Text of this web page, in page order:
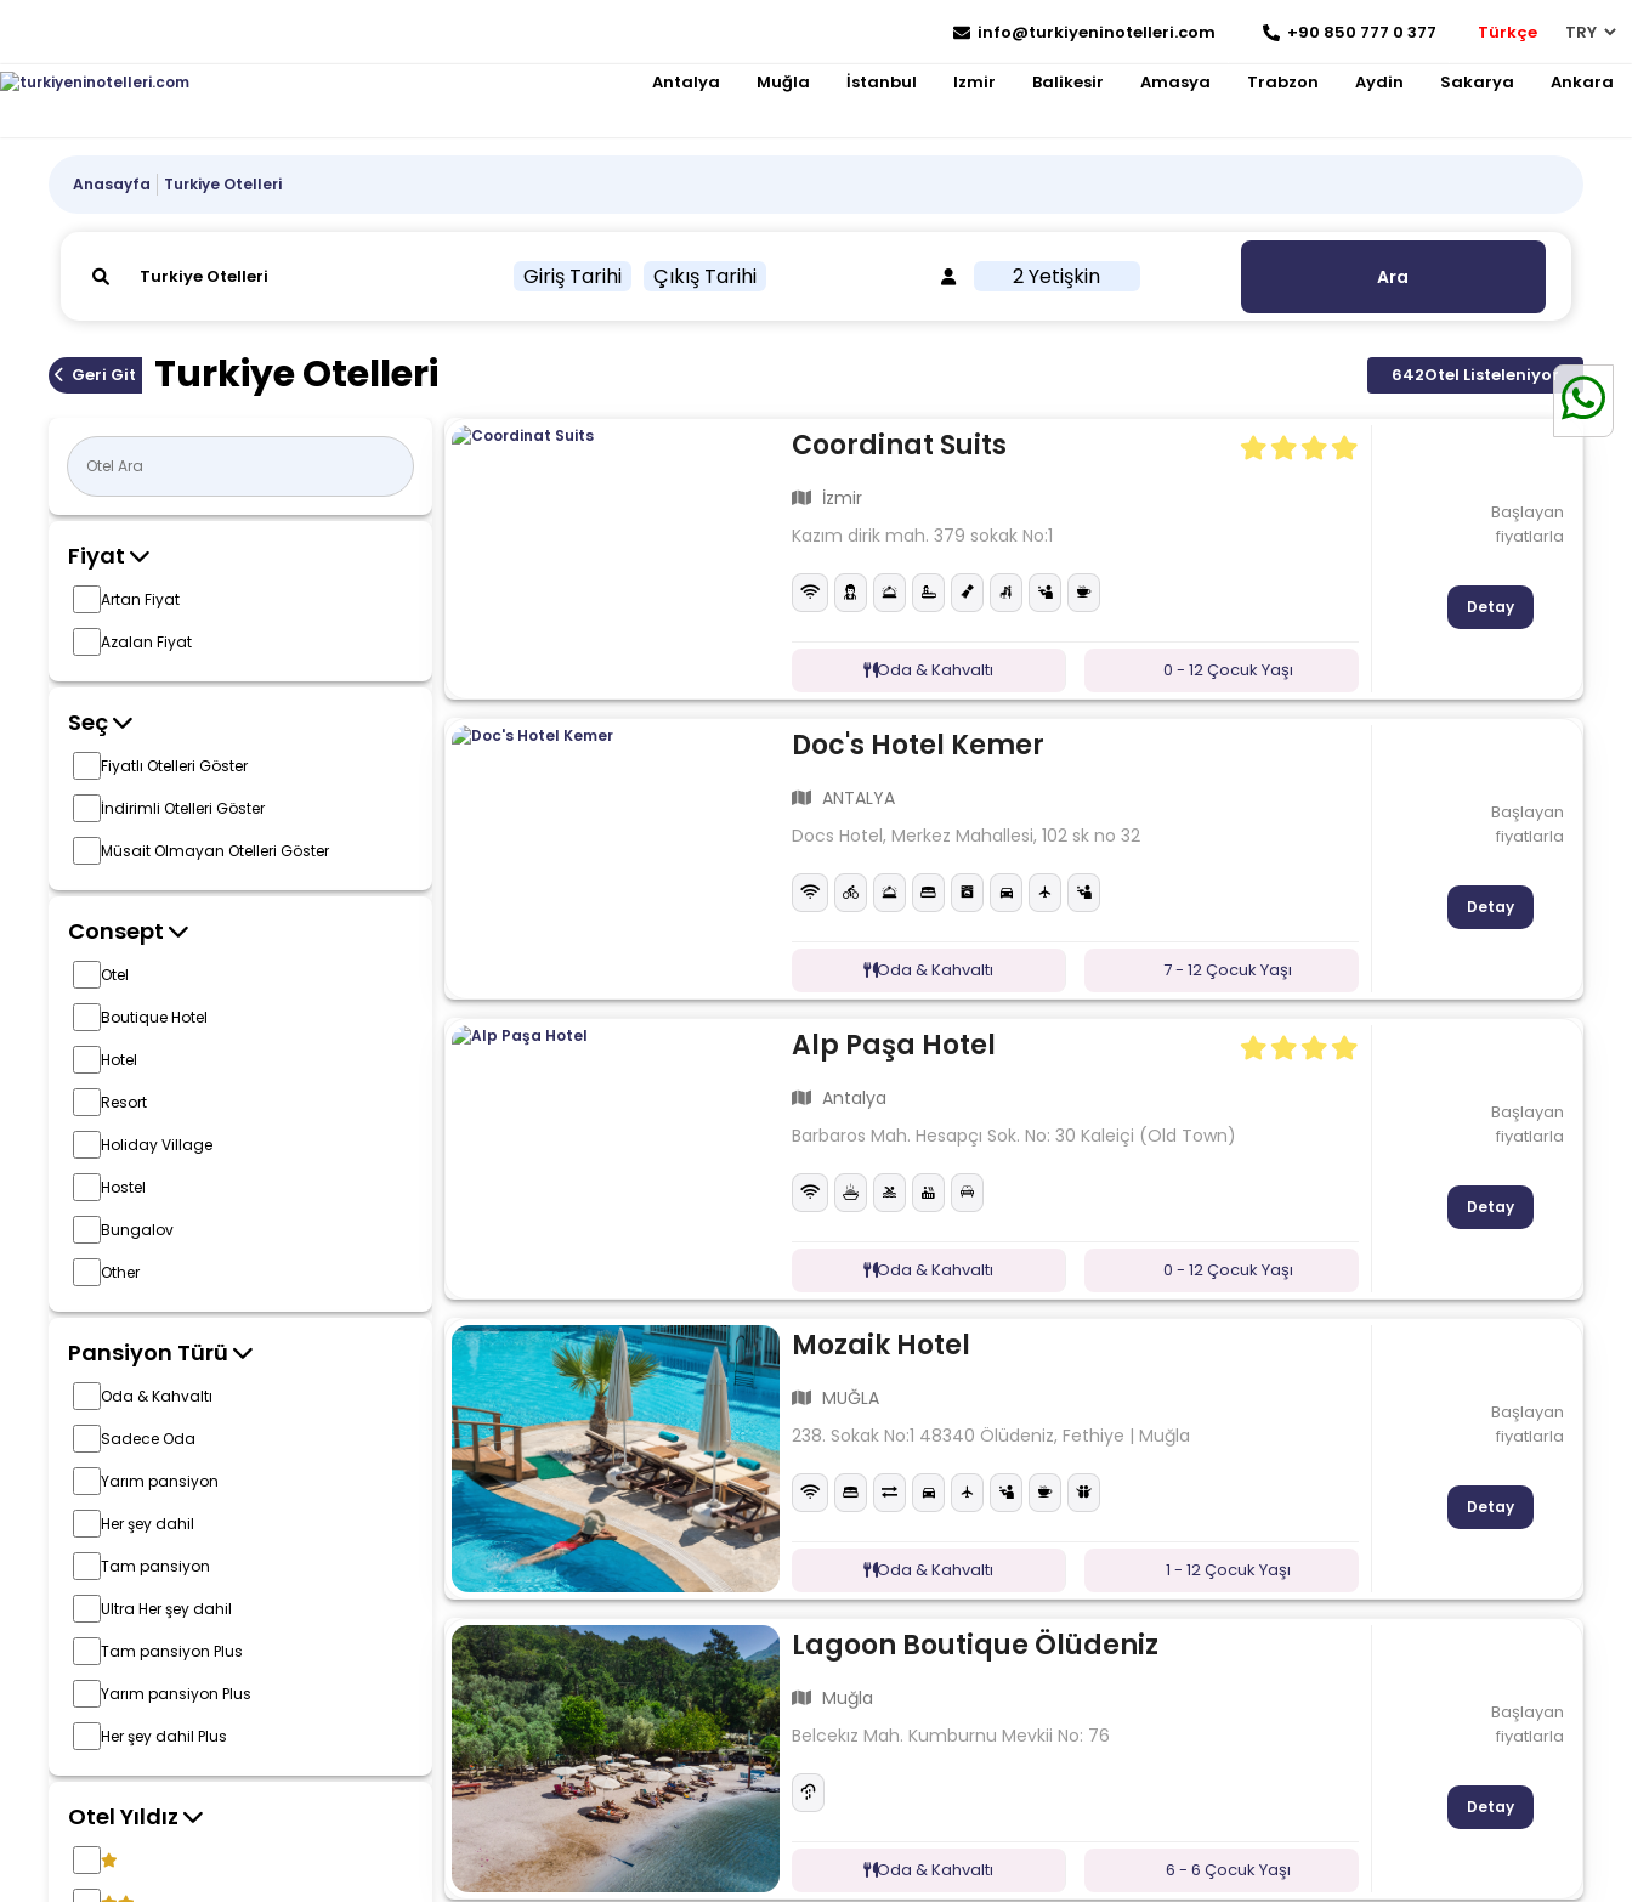
info@turkiyeninotelleri.com +90 850 777 0 377 Türkçe
Antalya Muğla İstanbul Izmir Balikesir Amasya Trabzon Aydin Sakarya Ankara
Anasayfa Turkiye Otelleri
Giriş Tarihi Çıkış Tarihi 2 Yetişkin Ara
Geri Git Turkiye Otelleri 642Otel Listeleniyor
Fiyat
Artan Fiyat
Azalan Fiyat
Seç
Fiyatlı Otelleri Göster
İndirimli Otelleri Göster
Müsait Olmayan Otelleri Göster
Consept
Otel
Boutique Hotel
Hotel
Resort
Holiday Village
Hostel
Bungalov
Other
Pansiyon Türü
Oda & Kahvaltı
Sadece Oda
Yarım pansiyon
Her şey dahil
Tam pansiyon
Ultra Her şey dahil
Tam pansiyon Plus
Yarım pansiyon Plus
Her şey dahil Plus
Otel Yıldız
Coordinat Suits
İzmir
Kazım dirik mah. 379 sokak No:1
Oda & Kahvaltı 0 - 12 Çocuk Yaşı
Başlayan
fiyatlarla
Detay
Doc's Hotel Kemer
ANTALYA
Docs Hotel, Merkez Mahallesi, 102 sk no 32
Oda & Kahvaltı 7 - 12 Çocuk Yaşı
Başlayan
fiyatlarla
Detay
Alp Paşa Hotel
Antalya
Barbaros Mah. Hesapçı Sok. No: 30 Kaleiçi (Old Town)
Oda & Kahvaltı 0 - 12 Çocuk Yaşı
Başlayan
fiyatlarla
Detay
Mozaik Hotel
MUĞLA
238. Sokak No:1 48340 Ölüdeniz, Fethiye | Muğla
Oda & Kahvaltı 1 - 12 Çocuk Yaşı
Başlayan
fiyatlarla
Detay
Lagoon Boutique Ölüdeniz
Muğla
Belcekız Mah. Kumburnu Mevkii No: 76
Oda & Kahvaltı 6 - 6 Çocuk Yaşı
Başlayan
fiyatlarla
Detay